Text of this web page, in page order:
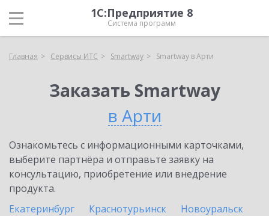
1С:Предприятие 8
Система программ
Главная Сервисы ИТС Smartway Smartway в Арти
Заказать Smartway
в Арти
Ознакомьтесь с информационными карточками,
выберите партнёра и отправьте заявку на
консультацию, приобретение или внедрение
продукта.
Екатеринбург
Краснотурьинск
Новоуральск